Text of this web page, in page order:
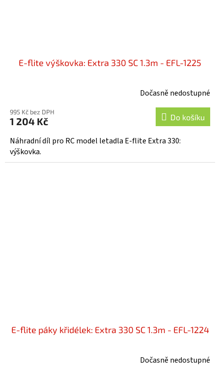
E-flite výškovka: Extra 330 SC 1.3m - EFL-1225
Dočasně nedostupné
995 Kč bez DPH
1 204 Kč Do košíku
Náhradní díl pro RC model letadla E-flite Extra 330:
výškovka.
E-flite páky křidélek: Extra 330 SC 1.3m - EFL-1224
Dočasně nedostupné